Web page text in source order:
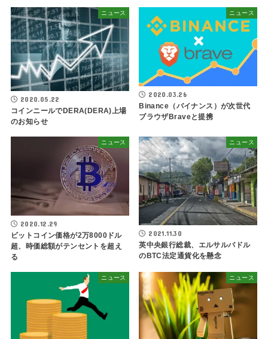
ニュース
2020.05.22
コインニールでDERA(DERA)上場
のお知らせ
ニュース
2020.03.26
Binance（バイナンス）が次世代
ブラウザBraveと提携
ニュース
2020.12.29
ビットコイン価格が2万8000ドル
超、時価総額がテンセントを超え
る
ニュース
2021.11.30
英中央銀行総裁、エルサルバドル
のBTC法定通貨化を懸念
ニュース ニュース